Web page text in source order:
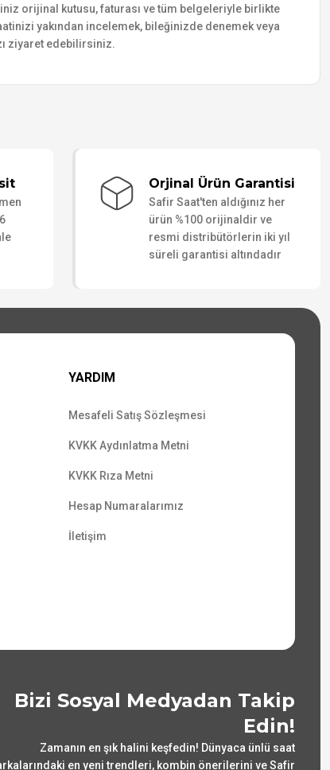
orijinal kutusu, faturası ve tüm belgeleriyle birlikte
yakından incelemek, bileğinizde denemek veya
ziyaret edebilirsiniz.
Orjinal Ürün Garantisi
Safir Saat'ten aldığınız her
ürün %100 orijinaldir ve
resmi distribütörlerin iki yıl
süreli garantisi altındadır
YARDIM
Mesafeli Satış Sözleşmesi
KVKK Aydınlatma Metni
KVKK Rıza Metni
Hesap Numaralarımız
İletişim
Bizi Sosyal Medyadan Takip
Edin!
Zamanın en şık halini keşfedin! Dünyaca ünlü saat
en yeni trendleri, kombin önerilerini ve Safir